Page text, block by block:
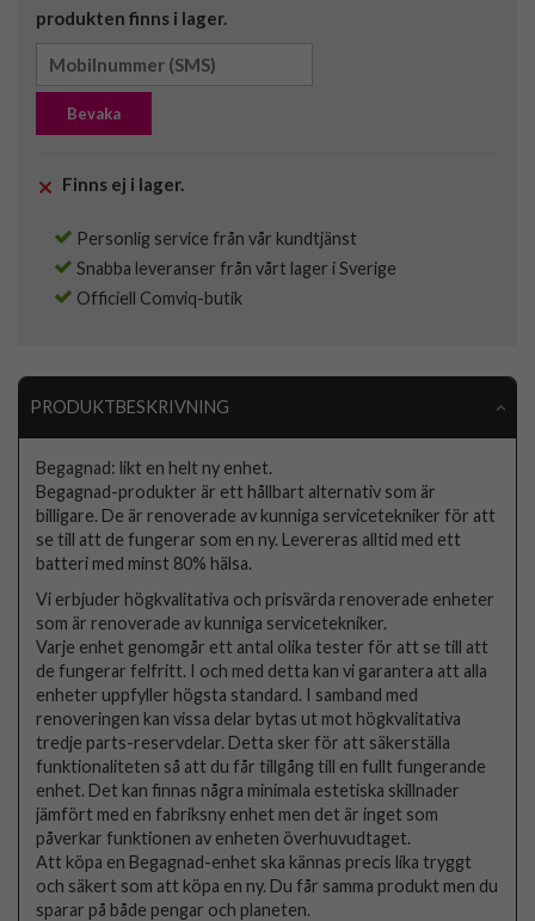
produkten finns i lager.
Bevaka
Finns ej i lager.
Personlig service från vår kundtjänst
Snabba leveranser från vårt lager i Sverige
Officiell Comviq-butik
PRODUKTBESKRIVNING
Begagnad: likt en helt ny enhet.
Begagnad-produkter är ett hållbart alternativ som är
billigare. De är renoverade av kunniga servicetekniker för att
se till att de fungerar som en ny. Levereras alltid med ett
batteri med minst 80% hälsa.
Vi erbjuder högkvalitativa och prisvärda renoverade enheter
som är renoverade av kunniga servicetekniker.
Varje enhet genomgår ett antal olika tester för att se till att
de fungerar felfritt. I och med detta kan vi garantera att alla
enheter uppfyller högsta standard. I samband med
renoveringen kan vissa delar bytas ut mot högkvalitativa
tredje parts-reservdelar. Detta sker för att säkerställa
funktionaliteten så att du får tillgång till en fullt fungerande
enhet. Det kan finnas några minimala estetiska skillnader
jämfört med en fabriksny enhet men det är inget som
påverkar funktionen av enheten överhuvudtaget.
Att köpa en Begagnad-enhet ska kännas precis lika tryggt
och säkert som att köpa en ny. Du får samma produkt men du
sparar på både pengar och planeten.